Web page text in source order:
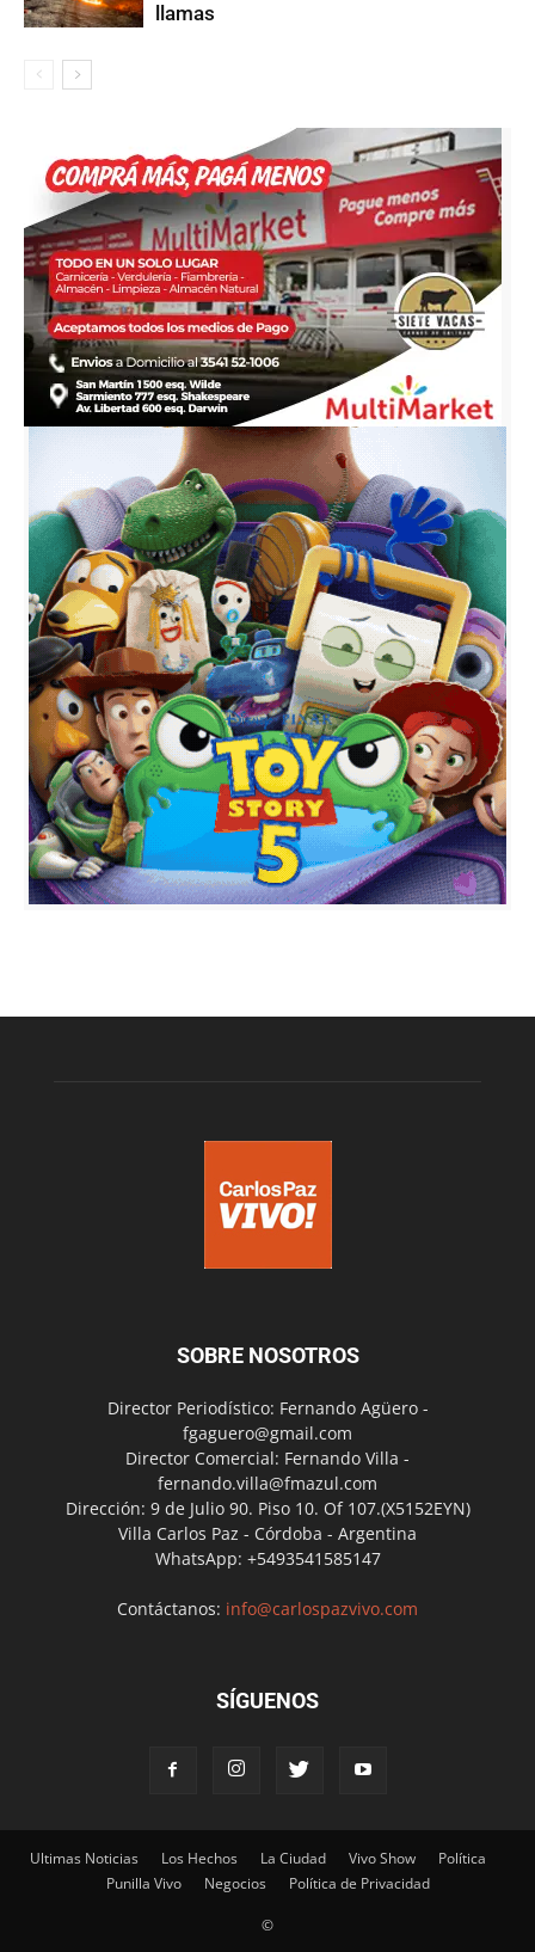
llamas
SOBRE NOSOTROS
Director Periodístico: Fernando Agüero -
fgaguero@gmail.com
Director Comercial: Fernando Villa -
fernando.villa@fmazul.com
Dirección: 9 de Julio 90. Piso 10. Of 107.(X5152EYN)
Villa Carlos Paz - Córdoba - Argentina
WhatsApp: +5493541585147
Contáctanos: info@carlospazvivo.com
SÍGUENOS
Ultimas Noticias Los Hechos La Ciudad Vivo Show
Política
Punilla Vivo
Negocios Política de Privacidad
©